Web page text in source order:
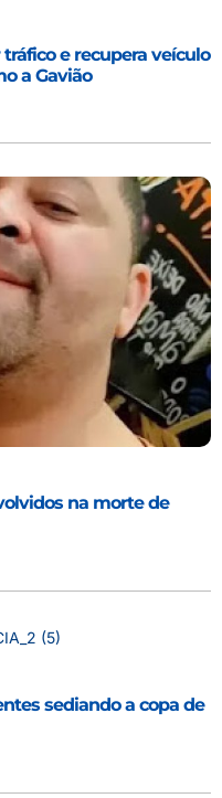
e recupera veículo
a Gavião
na morte de
sediando a copa de